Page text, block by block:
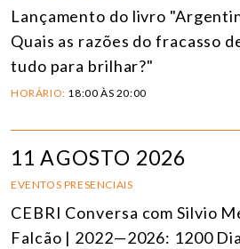
Lançamento do livro
Quais as razões do fracasso
tudo para brilhar?"
HORÁRIO: 18:00 ÀS 20:00
11 AGOSTO 2026
EVENTOS PRESENCIAIS
CEBRI Conversa com Silvio
Falcão | 2022—2026: 1200